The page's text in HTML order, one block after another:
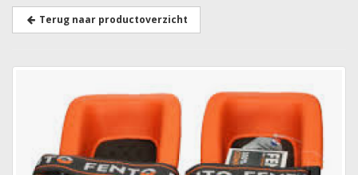
Terug naar productoverzicht